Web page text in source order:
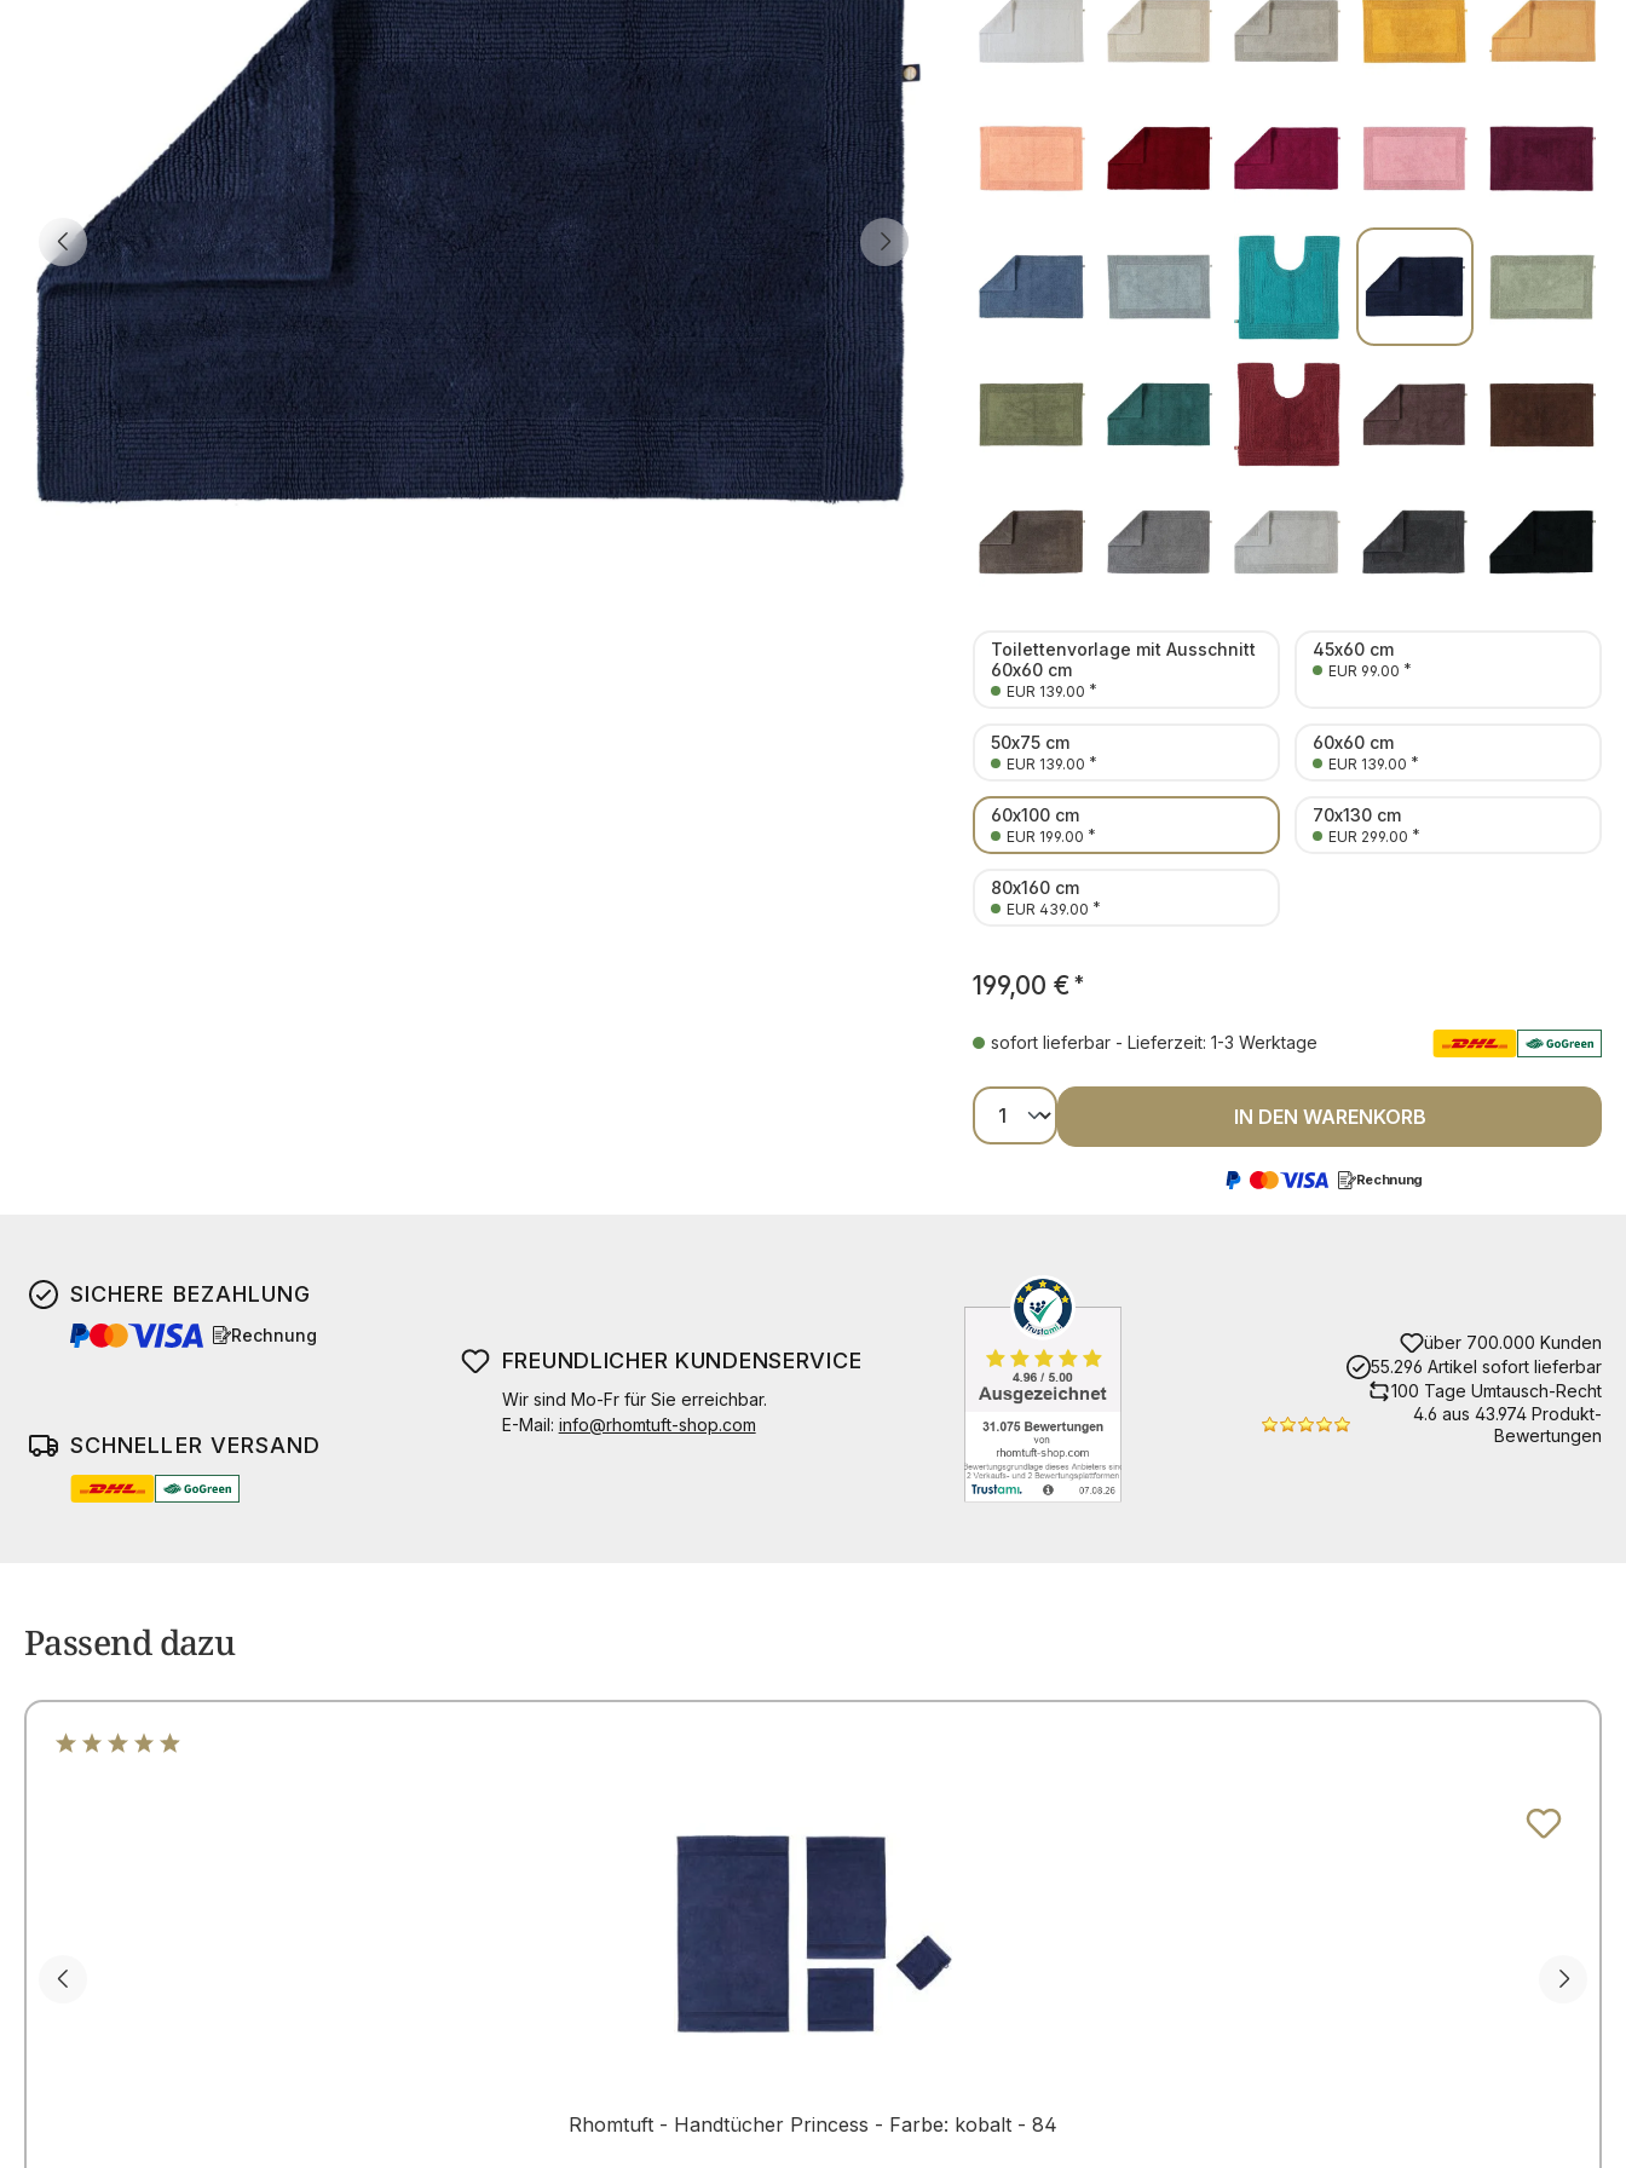
Toilettenvorlage mit Ausschnitt
60x60 cm
EUR 139.00 *
45x60 cm
EUR 99.00 *
50x75 cm
EUR 139.00 *
60x60 cm
EUR 139.00 *
60x100 cm
EUR 199.00 *
70x130 cm
EUR 299.00 *
80x160 cm
EUR 439.00 *
199,00 € *
sofort lieferbar - Lieferzeit: 1-3 Werktage
Produkt Anzahl: Gib den gewünschten Wert
IN DEN WARENKORB
Rechnung
SICHERE BEZAHLUNG
Rechnung
SCHNELLER VERSAND
FREUNDLICHER KUNDENSERVICE
Wir sind Mo-Fr für Sie erreichbar.
E-Mail: info@rhomtuft-shop.com
über 700.000 Kunden
55.296 Artikel sofort lieferbar
100 Tage Umtausch-Recht
4.6 aus 43.974 Produkt-
Bewertungen
Passend dazu
Rhomtuft - Handtücher Princess - Farbe: kobalt - 84